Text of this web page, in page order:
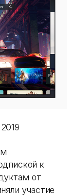
к
от
участие